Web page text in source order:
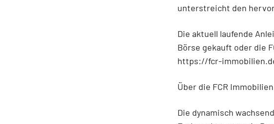
unterstreicht den
Die aktuell laufende
Börse gekauft oder die
https://fcr-
Über die FCR Immobilien
Die dynamisch